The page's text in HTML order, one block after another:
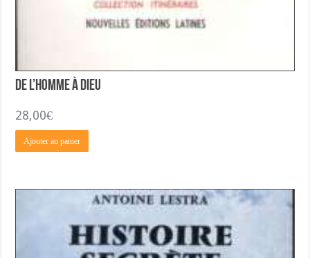
De L’Homme à Dieu
28,00€
Ajouter au panier